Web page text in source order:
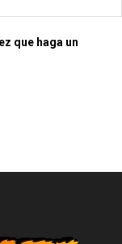
que haga un